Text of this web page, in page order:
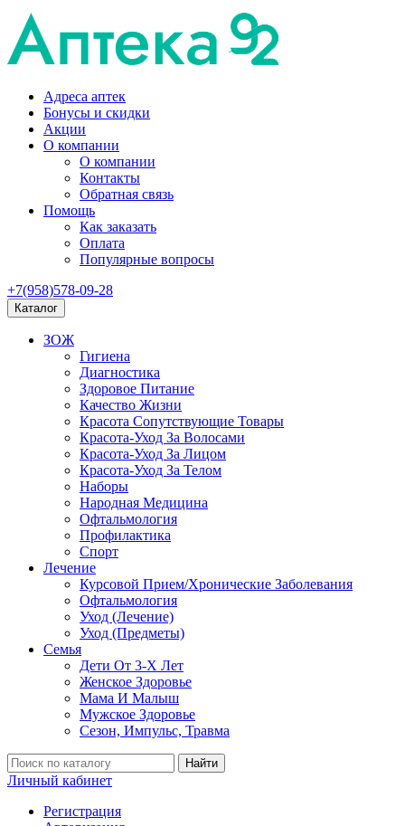
Адреса аптек
Бонусы и скидки
Акции
О компании
О компании
Контакты
Обратная связь
Помощь
Как заказать
Оплата
Популярные вопросы
+7(958)578-09-28
Каталог
ЗОЖ
Гигиена
Диагностика
Здоровое Питание
Качество Жизни
Красота Сопутствующие Товары
Красота-Уход За Волосами
Красота-Уход За Лицом
Красота-Уход За Телом
Наборы
Народная Медицина
Офтальмология
Профилактика
Спорт
Лечение
Курсовой Прием/Хронические Заболевания
Офтальмология
Уход (Лечение)
Уход (Предметы)
Семья
Дети От 3-Х Лет
Женское Здоровье
Мама И Малыш
Мужское Здоровье
Сезон, Импульс, Травма
Найти
Личный кабинет
Регистрация